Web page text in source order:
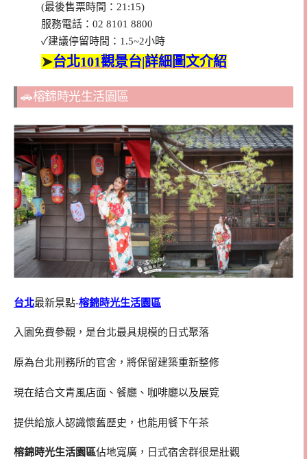
(最後售票時間：21:15)
服務電話：02 8101 8800
✓建議停留時間：1.5~2小時
➤台北101觀景台|詳細圖文介紹
🚗榕錦時光生活園區
台北最新景點-榕錦時光生活園區
入園免費參觀，是台北最具規模的日式聚落
原為台北刑務所的官舍，將保留建築重新整修
現在結合文青風店面、餐廳、咖啡廳以及展覽
提供給旅人認識懷舊歷史，也能用餐下午茶
榕錦時光生活園區佔地寬廣，日式宿舍群很是壯觀